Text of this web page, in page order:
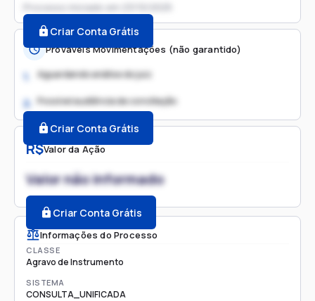
R$Valor da Ação
Valor não informado
Criar Conta Grátis
Informações do Processo
CLASSE
Agravo de Instrumento
SISTEMA
CONSULTA_UNIFICADA
Processo iniciado em
Criar Conta Grátis
Prováveis Movimentações (não garantido)
1. Aguardando análise do juiz
2. Possível audiência de conciliação
Criar Conta Grátis